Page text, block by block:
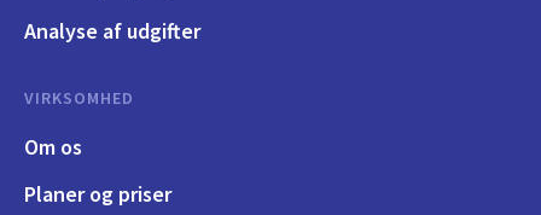
Analyse af udgifter
VIRKSOMHED
Om os
Planer og priser